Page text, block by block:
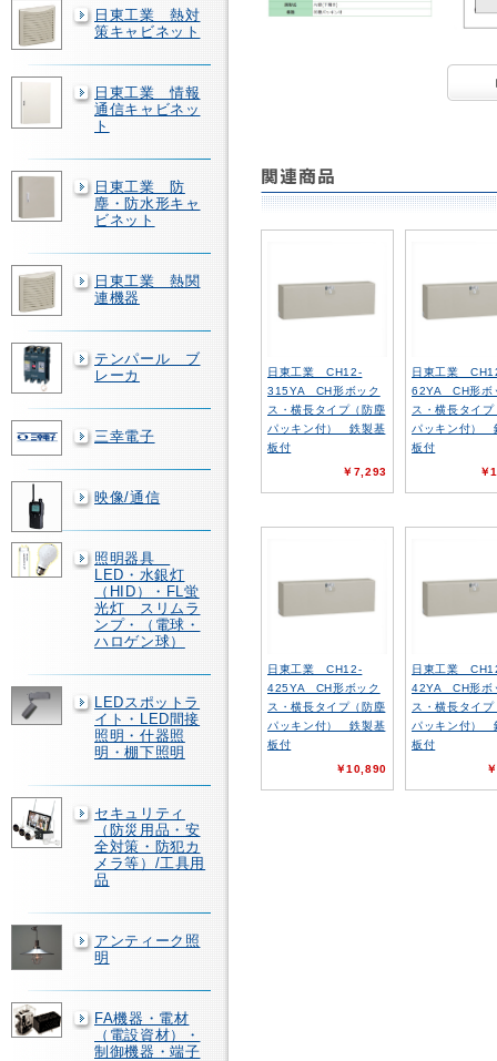
日東工業 熱対
策キャビネット
日東工業 情報
通信キャビネッ
ト
日東工業 防
塵・防水形キャ
ビネット
日東工業 熱関
連機器
テンパール ブ
レーカ
三幸電子
映像/通信
照明器具
LED・水銀灯
（HID）・FL蛍
光灯 スリムラ
ンプ・（電球・
ハロゲン球）
LEDスポットラ
イト・LED間接
照明・什器照
明・棚下照明
セキュリティ
（防災用品・安
全対策・防犯カ
メラ等）/工具用
品
アンティーク照
明
FA機器・電材
（電設資材）・
制御機器・端子
日東工業 CH12-
315YA CH形ボック
ス・横長タイプ（防塵
パッキン付） 鉄製基
板付
￥7,293
日東工業
62YA CH形ボ
ス・横長タイプ
パッキン付）
板付
￥
日東工業 CH12-
425YA CH形ボック
ス・横長タイプ（防塵
パッキン付） 鉄製基
板付
￥10,890
日東工業
42YA CH形ボ
ス・横長タイプ
パッキン付）
板付